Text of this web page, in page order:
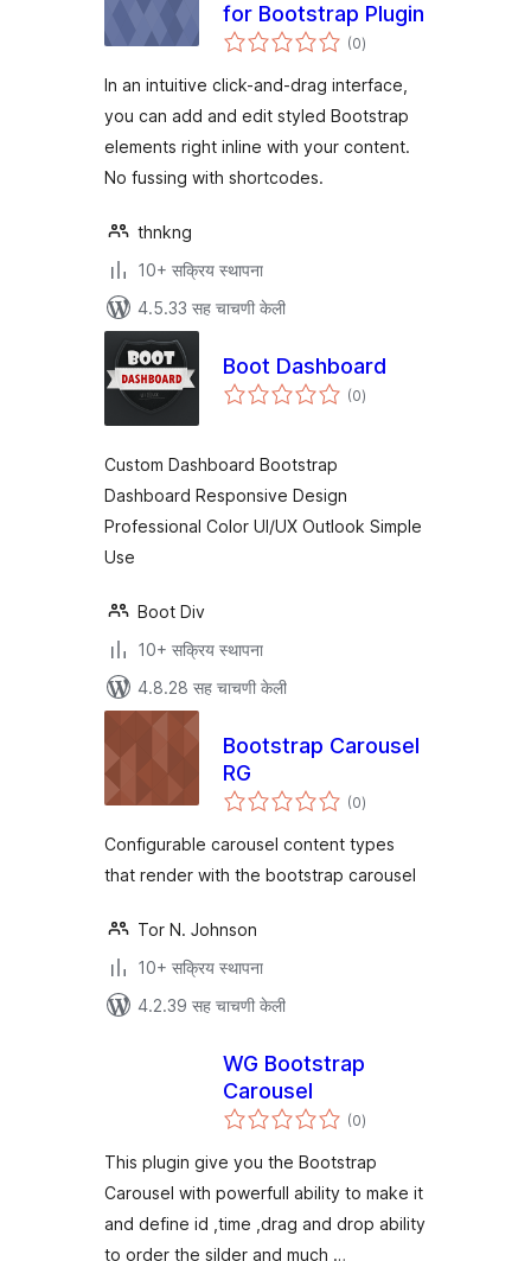
for Bootstrap Plugin
(0एकूण
मूल्यांकन
)
In an intuitive click-and-drag interface,
you can add and edit styled Bootstrap
elements right inline with your content.
No fussing with shortcodes.
thnkng
10+ सक्रिय स्थापना
4.5.33 सह चाचणी केली
Boot Dashboard
(0एकूण
मूल्यांकन
)
Custom Dashboard Bootstrap
Dashboard Responsive Design
Professional Color UI/UX Outlook Simple
Use
Boot Div
10+ सक्रिय स्थापना
4.8.28 सह चाचणी केली
Bootstrap Carousel
RG
(0एकूण
मूल्यांकन
)
Configurable carousel content types
that render with the bootstrap carousel
Tor N. Johnson
10+ सक्रिय स्थापना
4.2.39 सह चाचणी केली
WG Bootstrap
Carousel
(0एकूण
मूल्यांकन
)
This plugin give you the Bootstrap
Carousel with powerfull ability to make it
and define id ,time ,drag and drop ability
to order the silder and much …